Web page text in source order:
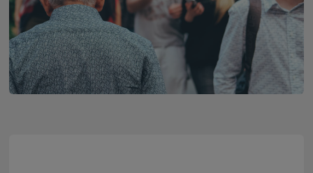
Inspiroidu
FI EN SV